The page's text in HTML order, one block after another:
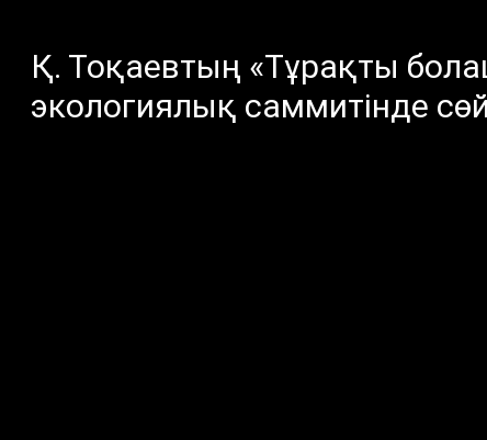
Қ. Тоқаевтың «Тұрақты
экологиялық саммитінде